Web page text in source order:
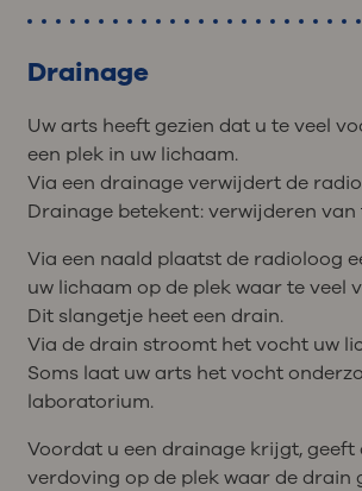
Drainage
Uw arts heeft gezien dat u te veel
een plek in uw lichaam.
Via een drainage verwijdert de
Drainage betekent: verwijderen van
Via een naald plaatst de radioloog
uw lichaam op de plek waar te veel
Dit slangetje heet een drain.
Via de drain stroomt het vocht uw
Soms laat uw arts het vocht
laboratorium.
Voordat u een drainage krijgt, geeft
verdoving op de plek waar de drain